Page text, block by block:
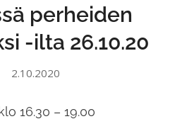
perheiden
-ilta 26.10.20
2.10.2020
16.30 – 19.00